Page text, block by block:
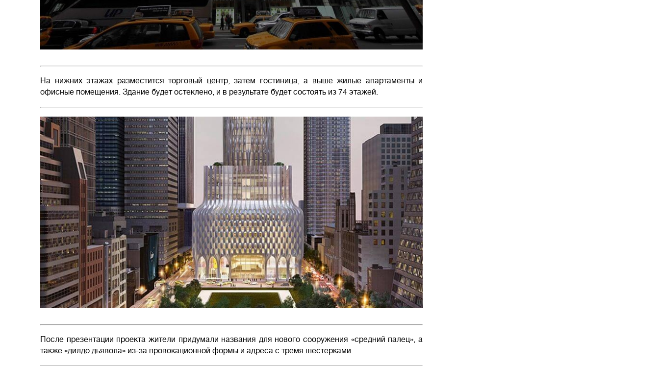
На нижних этажах разместится торговый центр, затем гостиница, а выше жилые апартаменты и
офисные помещения. Здание будет остеклено, и в результате будет состоять из 74 этажей.
После презентации проекта жители придумали названия для нового сооружения «средний палец», а
также «дилдо дьявола» из-за провокационной формы и адреса с тремя шестерками.